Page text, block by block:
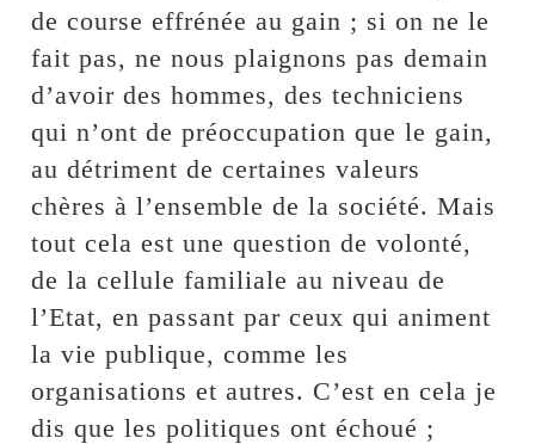
de course effrénée au gain ; si on ne le
fait pas, ne nous plaignons pas demain
d’avoir des hommes, des techniciens
qui n’ont de préoccupation que le gain,
au détriment de certaines valeurs
chères à l’ensemble de la société. Mais
tout cela est une question de volonté,
de la cellule familiale au niveau de
l’Etat, en passant par ceux qui animent
la vie publique, comme les
organisations et autres. C’est en cela je
dis que les politiques ont échoué ;